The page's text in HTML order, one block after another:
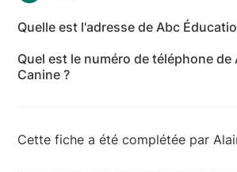
Quelle est l'adresse de Abc
L'adresse de Abc Éducation Canine
Boullats, 58300 Charrin - Nièvre
Quel est le numéro de téléphone de
Canine ?
Cette fiche a été complétée par